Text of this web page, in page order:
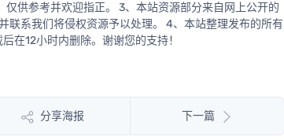
供参考并欢迎指正。 3、本站资源部分来自网上公开的
联系我们将侵权资源予以处理。 4、本站整理发布的所有
在12小时内删除。谢谢您的支持！
分享海报 下一篇